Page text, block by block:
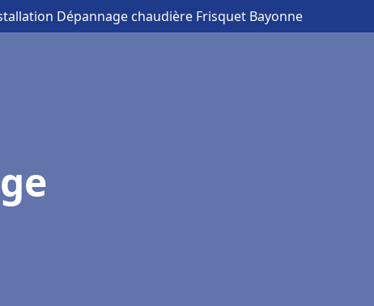
Dépannage chaudière Frisquet Bayonne